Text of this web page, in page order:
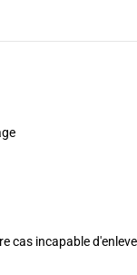
cas incapable